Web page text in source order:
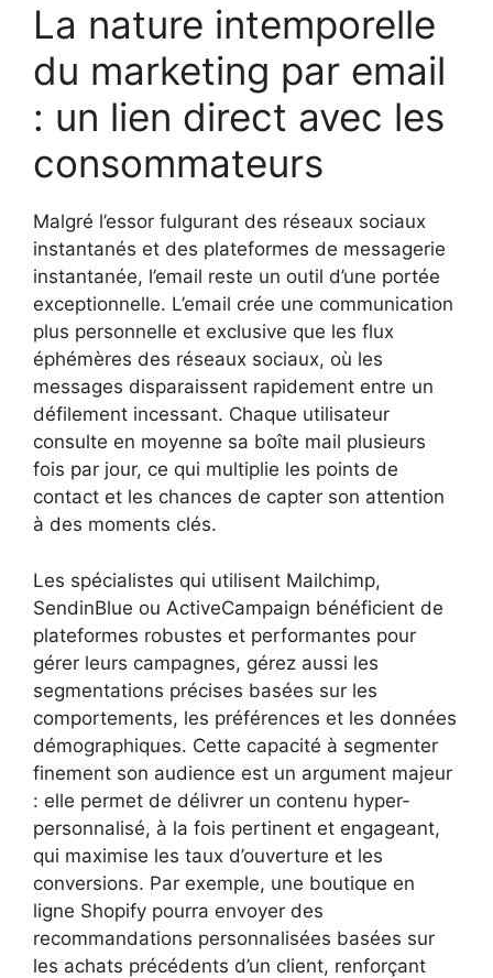
La nature intemporelle
du marketing par email
: un lien direct avec les
consommateurs
Malgré l’essor fulgurant des réseaux sociaux
instantanés et des plateformes de messagerie
instantanée, l’email reste un outil d’une portée
exceptionnelle. L’email crée une communication
plus personnelle et exclusive que les flux
éphémères des réseaux sociaux, où les
messages disparaissent rapidement entre un
défilement incessant. Chaque utilisateur
consulte en moyenne sa boîte mail plusieurs
fois par jour, ce qui multiplie les points de
contact et les chances de capter son attention
à des moments clés.
Les spécialistes qui utilisent Mailchimp,
SendinBlue ou ActiveCampaign bénéficient de
plateformes robustes et performantes pour
gérer leurs campagnes, gérez aussi les
segmentations précises basées sur les
comportements, les préférences et les données
démographiques. Cette capacité à segmenter
finement son audience est un argument majeur
: elle permet de délivrer un contenu hyper-
personnalisé, à la fois pertinent et engageant,
qui maximise les taux d’ouverture et les
conversions. Par exemple, une boutique en
ligne Shopify pourra envoyer des
recommandations personnalisées basées sur
les achats précédents d’un client, renforçant